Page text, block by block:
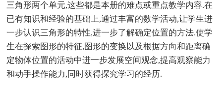
三角形两个单元,这些都是本册的难点或重点教学内容.在
已有知识和经验的基础上,通过丰富的数学活动,让学生进
一步认识三角形的特性,进一步了解确定位置的方法.使学
生在探索图形的特征,图形的变换以及根据方向和距离确
定物体位置的活动中进一步发展空间观念,提高观察能力
和动手操作能力,同时获得探究学习的经历.